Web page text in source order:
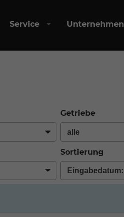
Service Unternehmen
Getriebe
Sortierung